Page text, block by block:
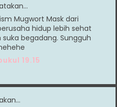
Mugwort Mask dari
hidup lebih sehat
begadang. Sungguh
19.15